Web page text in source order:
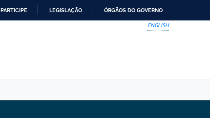
PARTICIPE LEGISLAÇÃO ÓRGÃOS DO GOVERNO
ENGLISH